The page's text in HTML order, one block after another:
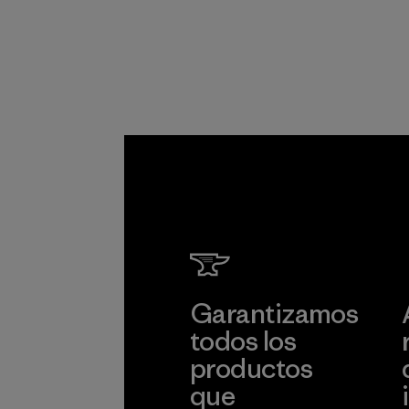
Garantizamos
todos los
productos
que